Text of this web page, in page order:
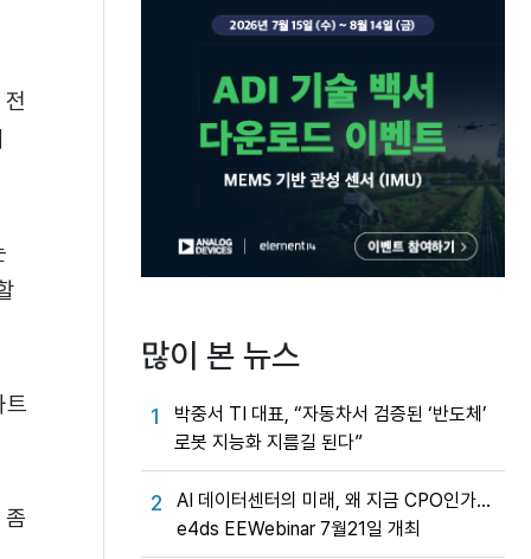
많이 본 뉴스
1
박중서 TI 대표, “자동차서 검증된 ‘반도체’
로봇 지능화 지름길 된다”
2
AI 데이터센터의 미래, 왜 지금 CPO인가…
e4ds EEWebinar 7월21일 개최